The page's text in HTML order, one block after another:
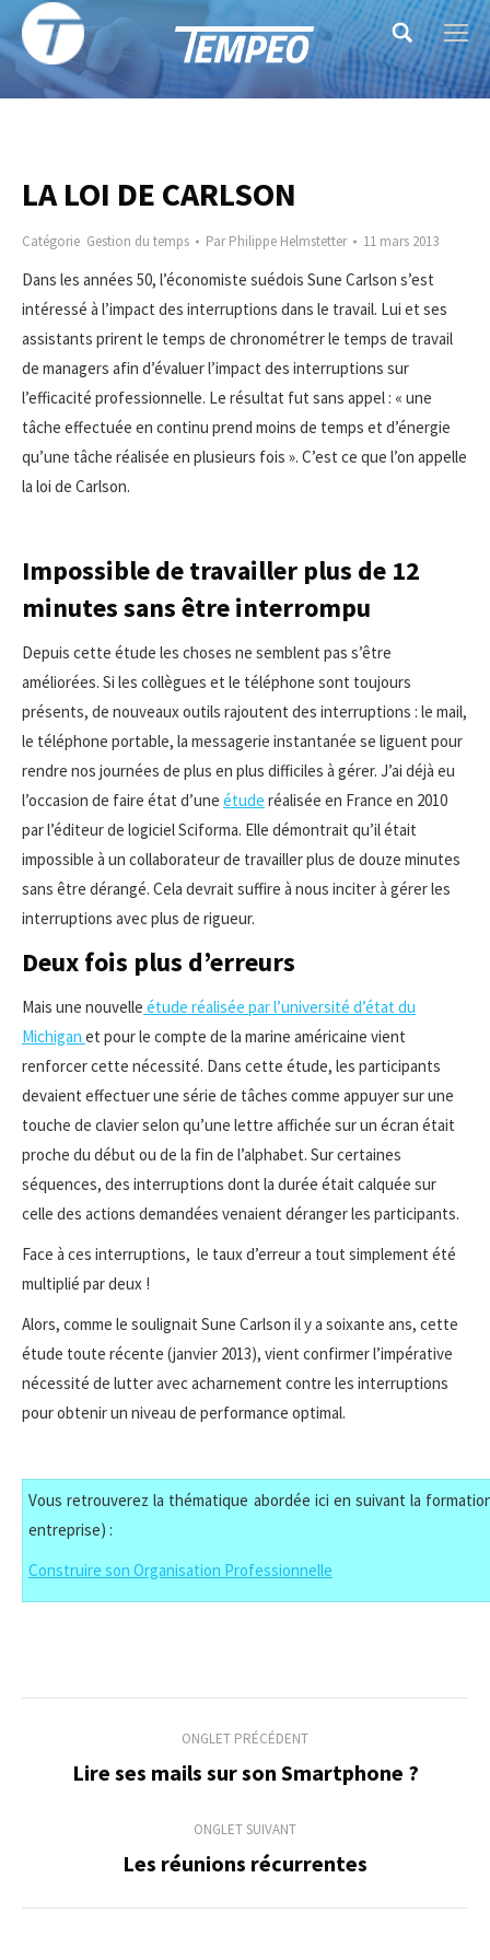
Search:
LA LOI DE CARLSON
Catégorie Gestion du temps ParPhilippe Helmstetter 11 mars 2013
Dans les années 50, l’économiste suédois Sune Carlson s’est
intéressé à l’impact des interruptions dans le travail. Lui et ses
assistants prirent le temps de chronométrer le temps de travail
de managers afin d’évaluer l’impact des interruptions sur
l’efficacité professionnelle. Le résultat fut sans appel : « une
tâche effectuée en continu prend moins de temps et d’énergie
qu’une tâche réalisée en plusieurs fois ». C’est ce que l’on appelle
la loi de Carlson.
Impossible de travailler plus de 12
minutes sans être interrompu
Depuis cette étude les choses ne semblent pas s’être
améliorées. Si les collègues et le téléphone sont toujours
présents, de nouveaux outils rajoutent des interruptions : le mail,
le téléphone portable, la messagerie instantanée se liguent pour
rendre nos journées de plus en plus difficiles à gérer. J’ai déjà eu
l’occasion de faire état d’une étude réalisée en France en 2010
par l’éditeur de logiciel Sciforma. Elle démontrait qu’il était
impossible à un collaborateur de travailler plus de douze minutes
sans être dérangé. Cela devrait suffire à nous inciter à gérer les
interruptions avec plus de rigueur.
Deux fois plus d’erreurs
Mais une nouvelle étude réalisée par l’université d’état du
Michigan et pour le compte de la marine américaine vient
renforcer cette nécessité. Dans cette étude, les participants
devaient effectuer une série de tâches comme appuyer sur une
touche de clavier selon qu’une lettre affichée sur un écran était
proche du début ou de la fin de l’alphabet. Sur certaines
séquences, des interruptions dont la durée était calquée sur
celle des actions demandées venaient déranger les participants.
Face à ces interruptions, le taux d’erreur a tout simplement été
multiplié par deux !
Alors, comme le soulignait Sune Carlson il y a soixante ans, cette
étude toute récente (janvier 2013), vient confirmer l’impérative
nécessité de lutter avec acharnement contre les interruptions
pour obtenir un niveau de performance optimal.
Vous retrouverez la thématique abordée ici en suivant la
entreprise) :
Construire son Organisation Professionnelle
commentaire
ONGLET PRÉCÉDENT
Onglet
Lire ses mails sur son Smartphone ?
ONGLET SUIVANT
Onglet
Les réunions récurrentes